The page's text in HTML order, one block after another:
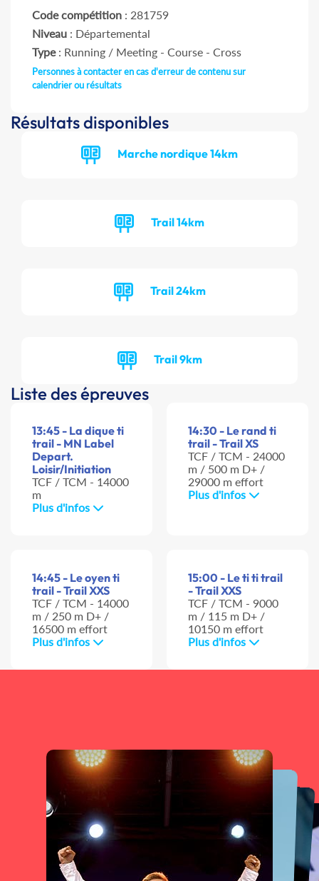
Code compétition : 281759
Niveau : Départemental
Type: Running / Meeting - Course - Cross
Personnes à contacter en cas d'erreur de contenu sur
calendrier ou résultats
Résultats disponibles
Marche nordique 14km
Trail 14km
Trail 24km
Trail 9km
Liste des épreuves
13:45 - La dique ti
trail - MN Label
Depart.
Loisir/Initiation
TCF / TCM - 14000
m
Plus d'infos
14:30 - Le rand ti
trail - Trail XS
TCF / TCM - 24000
m / 500 m D+ /
29000 m effort
Plus d'infos
14:45 - Le oyen ti
trail - Trail XXS
TCF / TCM - 14000
m / 250 m D+ /
16500 m effort
Plus d'infos
15:00 - Le ti ti trail
- Trail XXS
TCF / TCM - 9000
m / 115 m D+ /
10150 m effort
Plus d'infos